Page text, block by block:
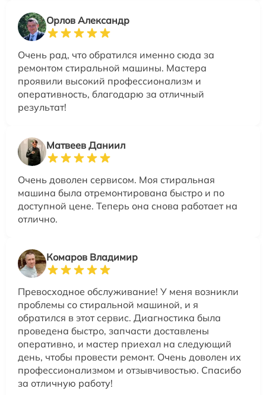
Орлов Александр
Очень рад, что обратился именно сюда за
ремонтом стиральной машины. Мастера
проявили высокий профессионализм и
оперативность, благодарю за отличный
результат!
Матвеев Даниил
Очень доволен сервисом. Моя стиральная
машина была отремонтирована быстро и по
доступной цене. Теперь она снова работает на
отлично.
Комаров Владимир
Превосходное обслуживание! У меня возникли
проблемы со стиральной машиной, и я
обратился в этот сервис. Диагностика была
проведена быстро, запчасти доставлены
оперативно, и мастер приехал на следующий
день, чтобы провести ремонт. Очень доволен их
профессионализмом и отзывчивостью. Спасибо
за отличную работу!